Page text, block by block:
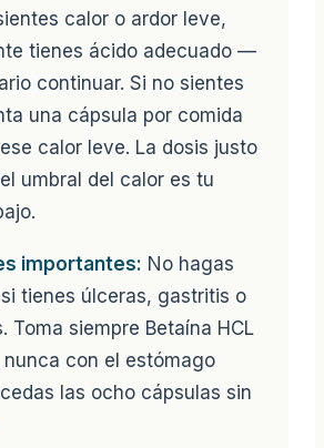
calor o ardor leve,
tienes ácido adecuado —
continuar. Si no sientes
una cápsula por comida
calor leve. La dosis justo
umbral del calor es tu
importantes: No hagas
tienes úlceras, gastritis o
Toma siempre Betaína HCL
con el estómago
las ocho cápsulas sin